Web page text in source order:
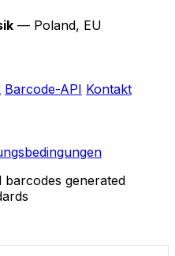
— Poland, EU
Barcode-API Kontakt
generated